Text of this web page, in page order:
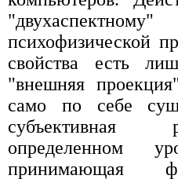
психофизической
свойства есть
"внешняя
само по себе
субъективная
определенном
принимающая